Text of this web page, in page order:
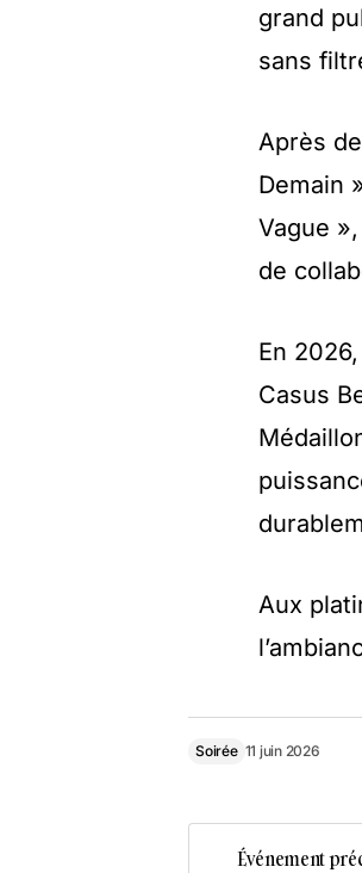
grand
sans
Après
Demain
Vague
de
En
Casus
Aux
Soirée 11 juin 2026
Événement